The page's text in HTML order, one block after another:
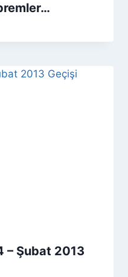
– Şubat 2013